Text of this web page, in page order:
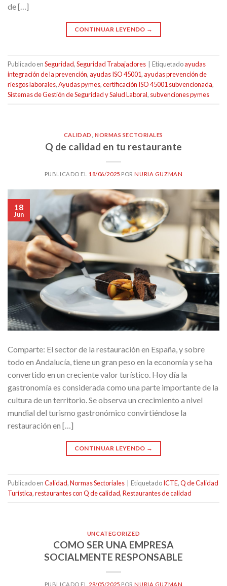
de […]
CONTINUAR LEYENDO →
Publicado enSeguridad,Seguridad Trabajadores Etiquetadoayudas
integración de la prevención,ayudas ISO 45001,ayudas prevención de
riesgos laborales,Ayudas pymes,certificación ISO 45001 subvencionada,
Sistemas de Gestión de Seguridad y Salud Laboral, subvenciones pymes
CALIDAD NORMAS SECTORIALES
Q de calidad en tu restaurante
PUBLICADO EL 18/06/2025 PORNURIA GUZMAN
18
Jun
Comparte: El sector de la restauración en España, y sobre
todo en Andalucía, tiene un gran peso en la economía y se ha
convertido en un creciente valor turístico. Hoy día la
gastronomía es considerada como una parte importante de la
cultura de un territorio. Se observa un crecimiento a nivel
mundial del turismo gastronómico convirtiéndose la
restauración en […]
CONTINUAR LEYENDO →
Publicado enCalidad,Normas Sectoriales EtiquetadoICTE,Q de Calidad
Turística,restaurantes con Q de calidad,Restaurantes de calidad
UNCATEGORIZED
COMO SER UNA EMPRESA
SOCIALMENTE RESPONSABLE
PUBLICADO EL 28/05/2025 PORNURIA GUZMAN